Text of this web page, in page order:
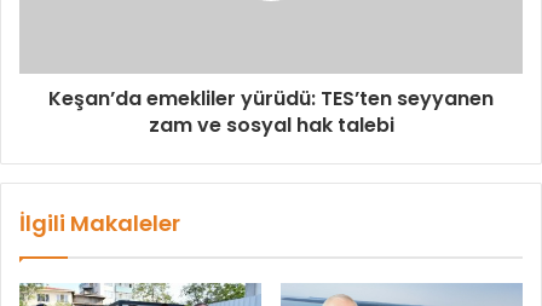
Keşan’da emekliler yürüdü: TES’ten seyyanen
zam ve sosyal hak talebi
İlgili Makaleler